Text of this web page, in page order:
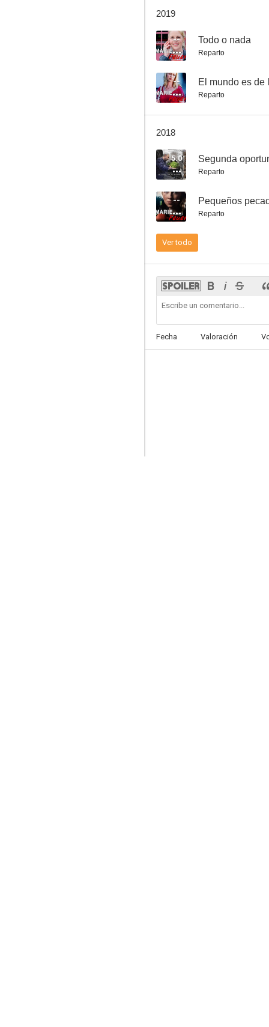
--
Mentiras y secretos
--
2019
-- Todo o nada
Reparto
-- El mundo es de
Reparto
2018
5.0 Segunda
Reparto
-- Pequeños
Reparto
Ver todo
Fecha Valoración